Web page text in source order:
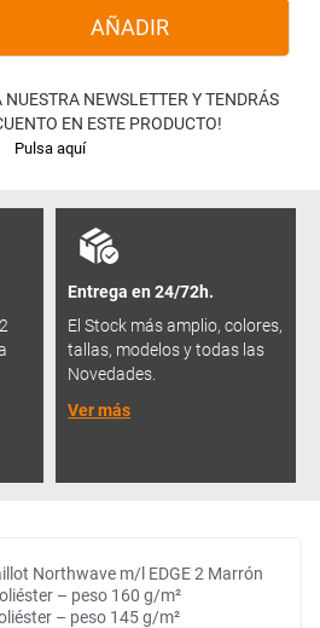
AÑADIR
NEWSLETTER Y TENDRÁS
EN ESTE PRODUCTO!
Pulsa aquí
Entrega en 24/72h.
El Stock más amplio, colores,
tallas, modelos y todas las
Novedades.
Ver más
Northwave m/l EDGE 2 Marrón
– peso 160 g/m²
– peso 145 g/m²